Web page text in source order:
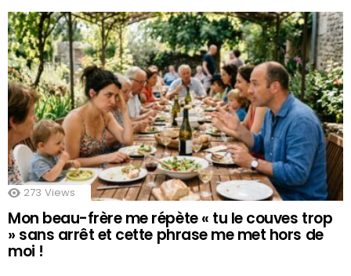
273 Views
Mon beau-frère me répète « tu le couves trop
» sans arrêt et cette phrase me met hors de
moi !